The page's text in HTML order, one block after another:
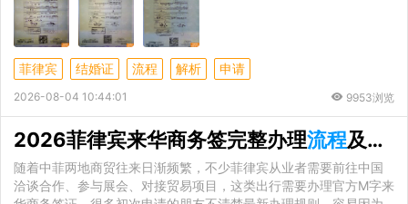
菲律宾 结婚证 流程 解析 申请
2026-08-04 10:44:01 9953浏览
2026菲律宾来华商务签完整办理流程及必备材料详解
随着中菲两地商贸往来日渐频繁，不少菲律宾从业者需要前往中国
洽谈合作、参与展会、对接贸易项目，这类出行需要办理官方M字来